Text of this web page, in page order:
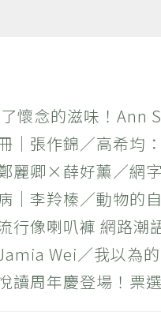
懷念的滋味！Ann
張作錦／高希均
麗卿×薛好薰／網
李羚榛／動物的
像喇叭褲 網路潮
Wei／我以為的
周年慶登場！票